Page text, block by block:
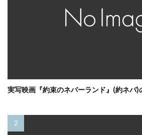
実写映画『約束のネバーランド』(約ネバ)